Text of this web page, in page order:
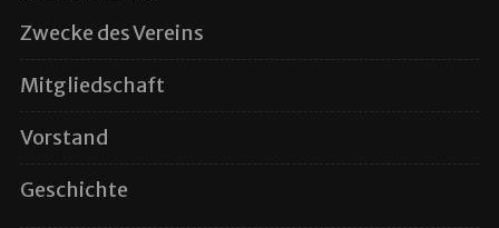
Zwecke des Vereins
Mitgliedschaft
Vorstand
Geschichte